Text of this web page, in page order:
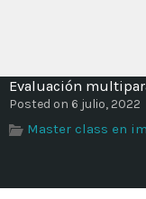
Evaluación
Posted on 6 julio, 2022
Master class en